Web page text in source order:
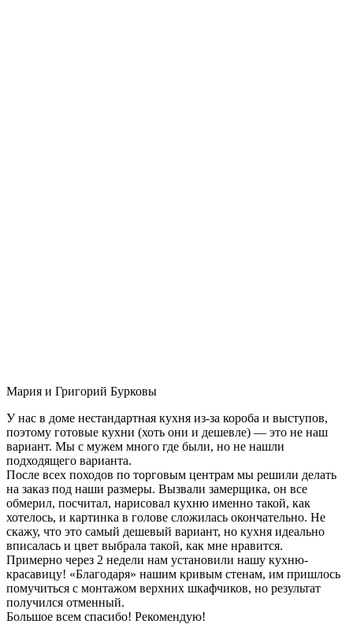
Мария и Григорий Бурковы
У нас в доме нестандартная кухня из-за короба и выступов,
поэтому готовые кухни (хоть они и дешевле) — это не наш
вариант. Мы с мужем много где были, но не нашли
подходящего варианта.
После всех походов по торговым центрам мы решили делать
на заказ под наши размеры. Вызвали замерщика, он все
обмерил, посчитал, нарисовал кухню именно такой, как
хотелось, и картинка в голове сложилась окончательно. Не
скажу, что это самый дешевый вариант, но кухня идеально
вписалась и цвет выбрала такой, как мне нравится.
Примерно через 2 недели нам установили нашу кухню-
красавицу! «Благодаря» нашим кривым стенам, им пришлось
помучиться с монтажом верхних шкафчиков, но результат
получился отменный.
Большое всем спасибо! Рекомендую!